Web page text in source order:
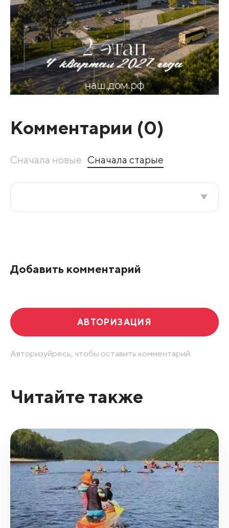
Комментарии (0)
Сначала новые Сначала старые
Добавить комментарий
АВТОРИЗАЦИЯ
Авторизуйресь, чтобы оставить комментарий.
Читайте также